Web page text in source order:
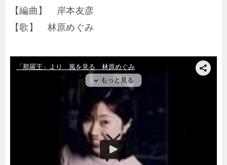
【編曲】 岸本友彦
【歌】 林原めぐみ